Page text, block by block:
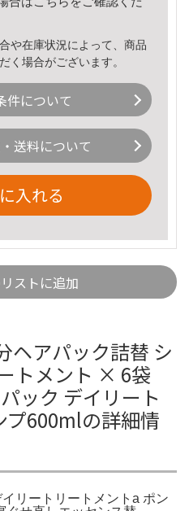
や在庫状況によって、商品
く場合がございます。
件について
送料について
入れる
ストに追加
ヘアパック詰替 シ
トメント × 6袋
ック デイリート
プ600mlの詳細情
リートリートメントa ポン